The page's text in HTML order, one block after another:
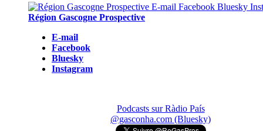
Région Gascogne Prospective
E-mail
Facebook
Bluesky
Instagram
Podcasts sur Ràdio País
@gasconha.com (Bluesky)